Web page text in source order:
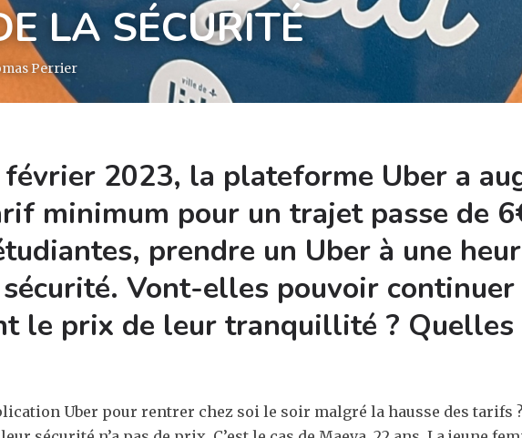
LA SÉCURITÉ
Perrier
2023, la plateforme Uber a
minimum pour un trajet passe de
prendre un Uber à une
Vont-elles pouvoir continuer
le prix de leur tranquillité ?
Uber pour rentrer chez soi le soir malgré la hausse des tarifs